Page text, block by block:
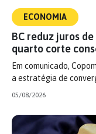
ECONOMIA
BC reduz juros
quarto corte
Em comunicado,
a estratégia de
05/08/2026